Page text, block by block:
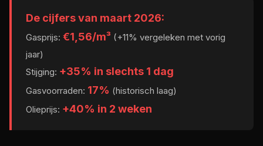
De cijfers van maart 2026:
Gasprijs: €1,56/m³ (+11% vergeleken met vorig
jaar)
Stijging: +35% in slechts 1 dag
Gasvoorraden: 17% (historisch laag)
Olieprijs: +40% in 2 weken